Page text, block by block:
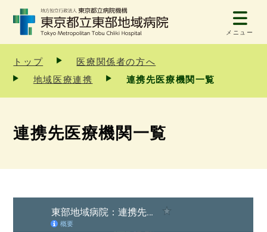
メニュー
トップ
医療関係者の方へ
地域医療連携
連携先医療機関一覧
連携先医療機関一覧